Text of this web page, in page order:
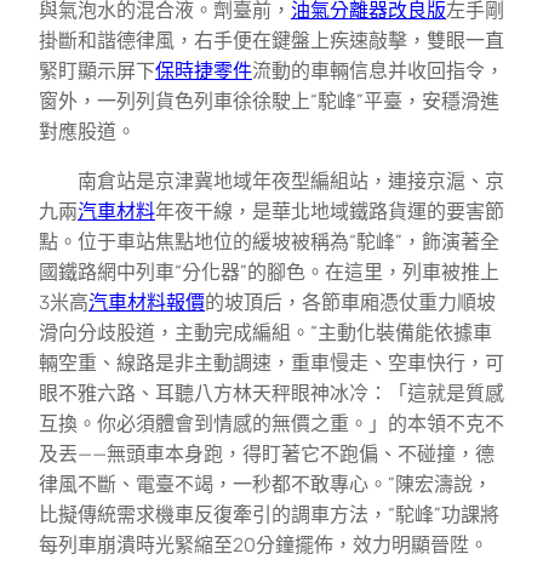
與氣泡水的混合液。劑臺前， 油氣分離器改良版左手剛
掛斷和諧德律風，右手便在鍵盤上疾速敲擊，雙眼一直
緊盯顯示屏下保時捷零件流動的車輛信息并收回指令，
窗外，一列列貨色列車徐徐駛上“駝峰”平臺，安穩滑進
對應股道。
南倉站是京津冀地域年夜型編組站，連接京滬、京
九兩汽車材料年夜干線，是華北地域鐵路貨運的要害節
點。位于車站焦點地位的緩坡被稱為“駝峰”，飾演著全
國鐵路網中列車“分化器”的腳色。在這里，列車被推上
3米高汽車材料報價的坡頂后，各節車廂憑仗重力順坡
滑向分歧股道，主動完成編組。“主動化裝備能依據車
輛空重、線路是非主動調速，重車慢走、空車快行，可
眼不雅六路、耳聽八方林天秤眼神冰冷：「這就是質感
互換。你必須體會到情感的無價之重。」的本領不克不
及丟——無頭車本身跑，得盯著它不跑偏、不碰撞，德
律風不斷、電臺不竭，一秒都不敢專心。”陳宏濤說，
比擬傳統需求機車反復牽引的調車方法，“駝峰”功課將
每列車崩潰時光緊縮至20分鐘擺佈，效力明顯晉陞。